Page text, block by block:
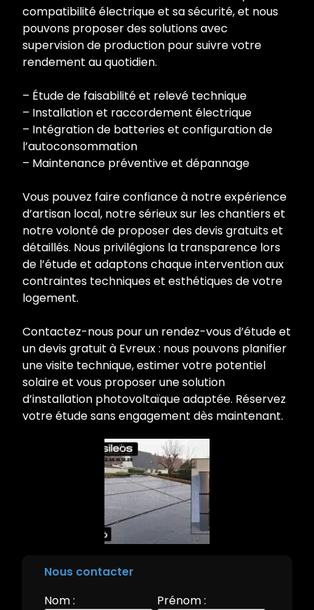
compatibilité électrique et sa sécurité, et nous
pouvons proposer des solutions avec
supervision de production pour suivre votre
rendement au quotidien.
– Étude de faisabilité et relevé technique
– Installation et raccordement électrique
– Intégration de batteries et configuration de
l’autoconsommation
– Maintenance préventive et dépannage
Vous pouvez faire confiance à notre expérience
d’artisan local, notre sérieux sur les chantiers et
notre volonté de proposer des devis gratuits et
détaillés. Nous privilégions la transparence lors
de l’étude et adaptons chaque intervention aux
contraintes techniques et esthétiques de votre
logement.
Contactez-nous pour un rendez-vous d’étude et
un devis gratuit à Evreux : nous pouvons planifier
une visite technique, estimer votre potentiel
solaire et vous proposer une solution
d’installation photovoltaïque adaptée. Réservez
votre étude sans engagement dès maintenant.
Nous contacter
Nom :
Prénom :